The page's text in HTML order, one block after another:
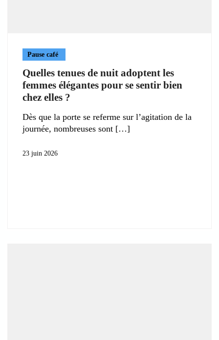
Pause café
Quelles tenues de nuit adoptent les
femmes élégantes pour se sentir bien
chez elles ?
Dès que la porte se referme sur l’agitation de la
journée, nombreuses sont
23 juin 2026